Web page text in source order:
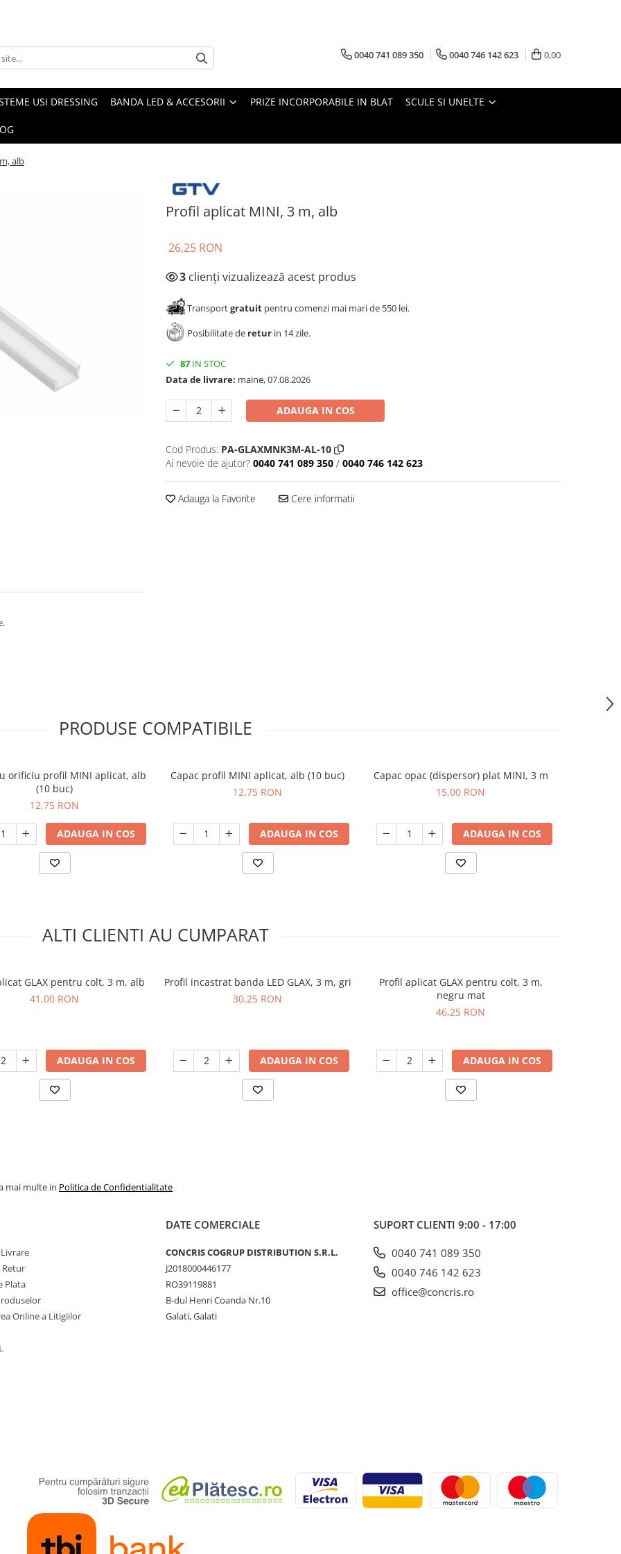
0040 741 089 350 0040 746 142 623 0,00
USI DRESSING BANDA LED & ACCESORII PRIZE INCORPORABILE IN BLAT SCULE SI UNELTE
alb
Profil aplicat MINI, 3 m, alb
26,25 RON
3 clienți vizualizează acest produs
Transportgratuit pentru comenzi mai mari de 550 lei.
Posibilitate de retur in 14 zile.
87 IN STOC
Data de livrare: maine, 07.08.2026
ADAUGA IN COS
Cod Produs: PA-GLAXMNK3M-AL-10
Ai nevoie de ajutor? 0040 741 089 350 / 0040 746 142 623
Adauga la Favorite Cere informatii
PRODUSE COMPATIBILE
orificiu profil MINI aplicat, alb
(10 buc)
12,75 RON
ADAUGA IN COS
Capac profil MINI aplicat, alb (10 buc)
12,75 RON
ADAUGA IN COS
Capac opac (dispersor) plat MINI, 3 m
15,00 RON
ADAUGA IN COS
ALTI CLIENTI AU CUMPARAT
GLAX pentru colt, 3 m, alb
41,00 RON
ADAUGA IN COS
Profil incastrat banda LED GLAX, 3 m, gri
30,25 RON
ADAUGA IN COS
Profil aplicat GLAX pentru colt, 3 m,
negru mat
46,25 RON
ADAUGA IN COS
mai multe in Politica de Confidentialitate
Retur
Plata
Online a Litigiilor
DATE COMERCIALE
CONCRIS COGRUP DISTRIBUTION S.R.L.
J2018000446177
RO39119881
B-dul Henri Coanda Nr.10
Galati, Galati
SUPORT CLIENTI 9:00 - 17:00
0040 741 089 350
0040 746 142 623
office@concris.ro